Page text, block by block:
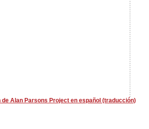
de Alan Parsons Project en español (traducción)